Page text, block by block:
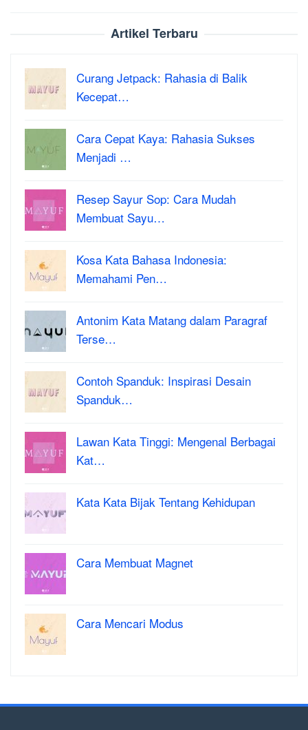
Artikel Terbaru
Curang Jetpack: Rahasia di Balik
Kecepat…
Cara Cepat Kaya: Rahasia Sukses
Menjadi …
Resep Sayur Sop: Cara Mudah
Membuat Sayu…
Kosa Kata Bahasa Indonesia:
Memahami Pen…
Antonim Kata Matang dalam Paragraf
Terse…
Contoh Spanduk: Inspirasi Desain
Spanduk…
Lawan Kata Tinggi: Mengenal Berbagai
Kat…
Kata Kata Bijak Tentang Kehidupan
Cara Membuat Magnet
Cara Mencari Modus